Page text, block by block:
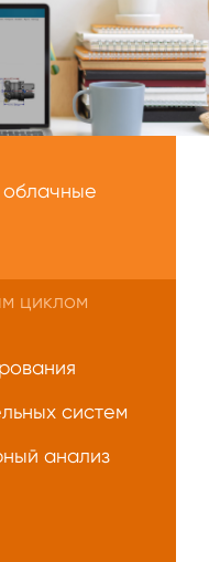
циклом
систем
анализ